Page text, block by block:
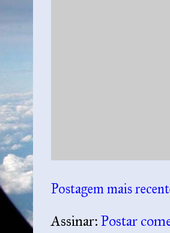
Postagem mais
Assinar: Postar